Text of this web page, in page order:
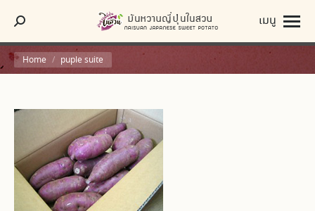
เมนู
Search:
You are here:
Home puple suite